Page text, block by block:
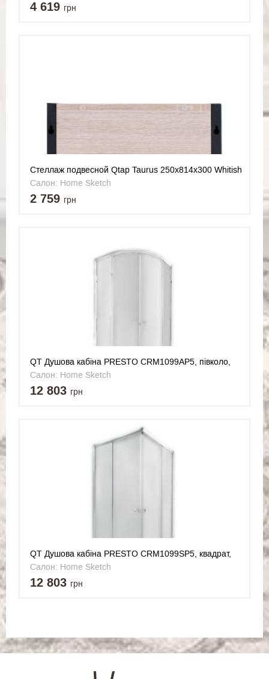
4 619 грн
Cтеллаж подвесной Qtap Taurus 250х814х300 Whitish
oak QT24762SP814WO
Салон: Home Sketch
2 759 грн
QT Душова кабіна PRESTO CRM1099AP5, півколо,
90x90, скло 5мм Pear + QT Dry FA304-700 Лінійний
трап, акційний набір
Салон: Home Sketch
12 803 грн
QT Душова кабіна PRESTO CRM1099SP5, квадрат,
90x90, скло 5мм Pear + QT Dry FA304-700 Лінійний
трап, акційний набір
Салон: Home Sketch
12 803 грн